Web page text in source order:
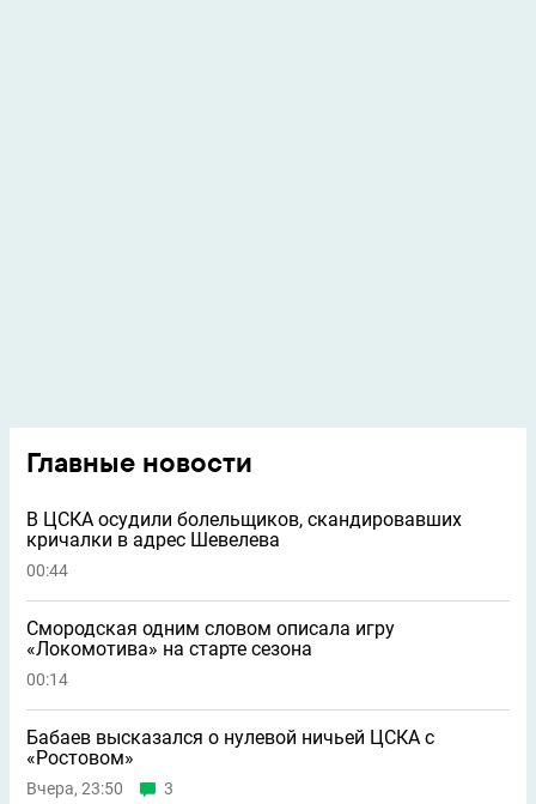
Главные новости
В ЦСКА осудили болельщиков, скандировавших
кричалки в адрес Шевелева
00:44
Смородская одним словом описала игру
«Локомотива» на старте сезона
00:14
Бабаев высказался о нулевой ничьей ЦСКА с
«Ростовом»
Вчера, 23:50 3